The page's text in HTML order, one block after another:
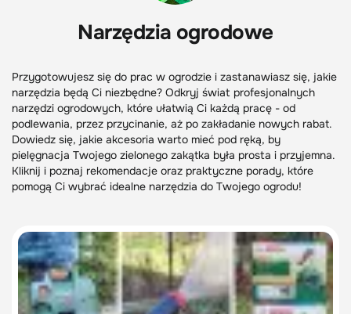
Narzędzia ogrodowe
Przygotowujesz się do prac w ogrodzie i zastanawiasz się, jakie
narzędzia będą Ci niezbędne? Odkryj świat profesjonalnych
narzędzi ogrodowych, które ułatwią Ci każdą pracę - od
podlewania, przez przycinanie, aż po zakładanie nowych rabat.
Dowiedz się, jakie akcesoria warto mieć pod ręką, by
pielęgnacja Twojego zielonego zakątka była prosta i przyjemna.
Kliknij i poznaj rekomendacje oraz praktyczne porady, które
pomogą Ci wybrać idealne narzędzia do Twojego ogrodu!